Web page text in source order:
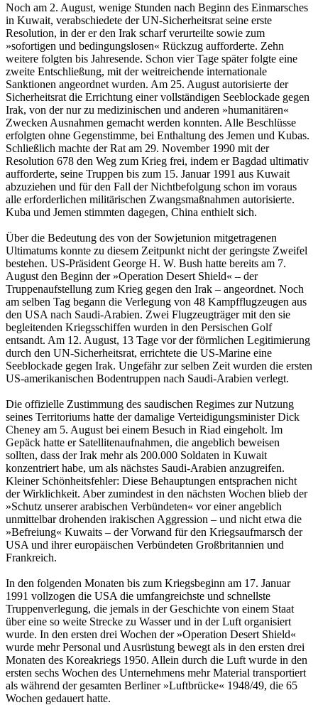
Noch am 2. August, wenige Stunden nach Beginn des Einmarsches
in Kuwait, verabschiedete der UN-Sicherheitsrat seine erste
Resolution, in der er den Irak scharf verurteilte sowie zum
»sofortigen und bedingungslosen« Rückzug aufforderte. Zehn
weitere folgten bis Jahresende. Schon vier Tage später folgte eine
zweite Entschließung, mit der weitreichende internationale
Sanktionen angeordnet wurden. Am 25. August autorisierte der
Sicherheitsrat die Errichtung einer vollständigen Seeblockade gegen
Irak, von der nur zu medizinischen und anderen »humanitären«
Zwecken Ausnahmen gemacht werden konnten. Alle Beschlüsse
erfolgten ohne Gegenstimme, bei Enthaltung des Jemen und Kubas.
Schließlich machte der Rat am 29. November 1990 mit der
Resolution 678 den Weg zum Krieg frei, indem er Bagdad ultimativ
aufforderte, seine Truppen bis zum 15. Januar 1991 aus Kuwait
abzuziehen und für den Fall der Nichtbefolgung schon im voraus
alle erforderlichen militärischen Zwangsmaßnahmen autorisierte.
Kuba und Jemen stimmten dagegen, China enthielt sich.
Über die Bedeutung des von der Sowjetunion mitgetragenen
Ultimatums konnte zu diesem Zeitpunkt nicht der geringste Zweifel
bestehen. US-Präsident George H. W. Bush hatte bereits am 7.
August den Beginn der »Operation Desert Shield« – der
Truppenaufstellung zum Krieg gegen den Irak – angeordnet. Noch
am selben Tag begann die Verlegung von 48 Kampfflugzeugen aus
den USA nach Saudi-Arabien. Zwei Flugzeugträger mit den sie
begleitenden Kriegsschiffen wurden in den Persischen Golf
entsandt. Am 12. August, 13 Tage vor der förmlichen Legitimierung
durch den UN-Sicherheitsrat, errichtete die US-Marine eine
Seeblockade gegen Irak. Ungefähr zur selben Zeit wurden die ersten
US-amerikanischen Bodentruppen nach Saudi-Arabien verlegt.
Die offizielle Zustimmung des saudischen Regimes zur Nutzung
seines Territoriums hatte der damalige Verteidigungsminister Dick
Cheney am 5. August bei einem Besuch in Riad eingeholt. Im
Gepäck hatte er Satellitenaufnahmen, die angeblich beweisen
sollten, dass der Irak mehr als 200.000 Soldaten in Kuwait
konzentriert habe, um als nächstes Saudi-Arabien anzugreifen.
Kleiner Schönheitsfehler: Diese Behauptungen entsprachen nicht
der Wirklichkeit. Aber zumindest in den nächsten Wochen blieb der
»Schutz unserer arabischen Verbündeten« vor einer angeblich
unmittelbar drohenden irakischen Aggression – und nicht etwa die
»Befreiung« Kuwaits – der Vorwand für den Kriegsaufmarsch der
USA und ihrer europäischen Verbündeten Großbritannien und
Frankreich.
In den folgenden Monaten bis zum Kriegsbeginn am 17. Januar
1991 vollzogen die USA die umfangreichste und schnellste
Truppenverlegung, die jemals in der Geschichte von einem Staat
über eine so weite Strecke zu Wasser und in der Luft organisiert
wurde. In den ersten drei Wochen der »Operation Desert Shield«
wurde mehr Personal und Ausrüstung bewegt als in den ersten drei
Monaten des Koreakriegs 1950. Allein durch die Luft wurde in den
ersten sechs Wochen des Unternehmens mehr Material transportiert
als während der gesamten Berliner »Luftbrücke« 1948/49, die 65
Wochen gedauert hatte.